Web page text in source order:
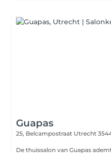
Guapas
25, Belcampostraat Utrecht
De thuissalon van Guapas